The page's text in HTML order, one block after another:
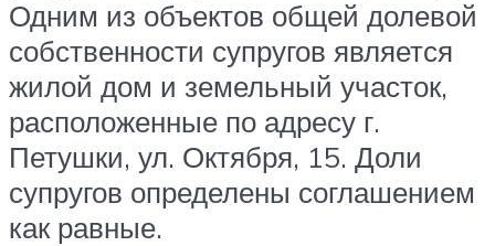
Одним из объектов общей долевой
собственности супругов является
жилой дом и земельный участок,
расположенные по адресу г.
Петушки, ул. Октября, 15. Доли
супругов определены соглашением
как равные.